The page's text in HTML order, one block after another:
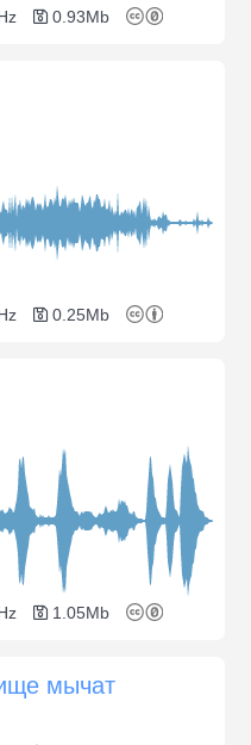
0.93Mb
0.25Mb
1.05Mb
мычат